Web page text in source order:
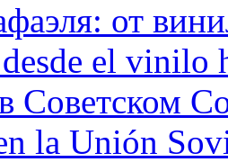
от
el vinilo
Советском
la Unión